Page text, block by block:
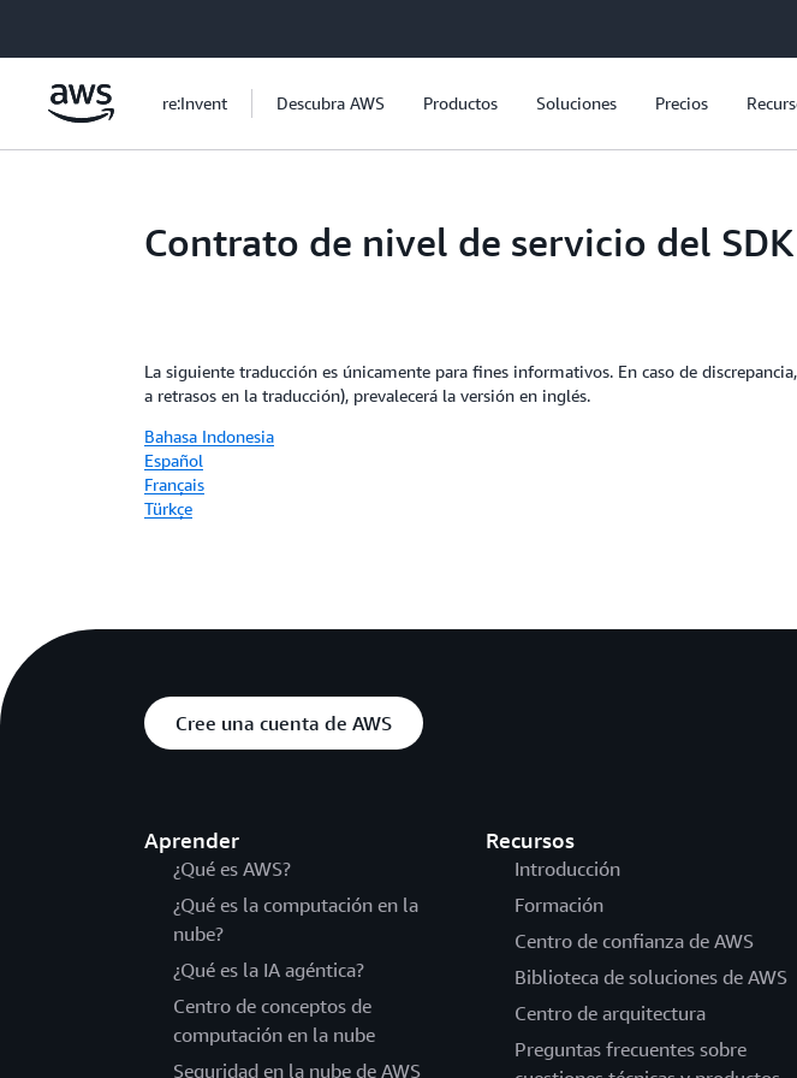
re:Invent Descubra AWS Productos Soluciones Precios
Contrato de nivel de servicio del
La siguiente traducción es únicamente para fines informativos. En caso de
a retrasos en la traducción), prevalecerá la versión en inglés.
Bahasa Indonesia
Español
Français
Türkçe
Cree una cuenta de AWS
Aprender
¿Qué es AWS?
¿Qué es la computación en la
nube?
¿Qué es la IA agéntica?
Centro de conceptos de
computación en la nube
Seguridad en la nube de AWS
Recursos
Introducción
Formación
Centro de confianza de AWS
Biblioteca de soluciones de AWS
Centro de arquitectura
Preguntas frecuentes sobre